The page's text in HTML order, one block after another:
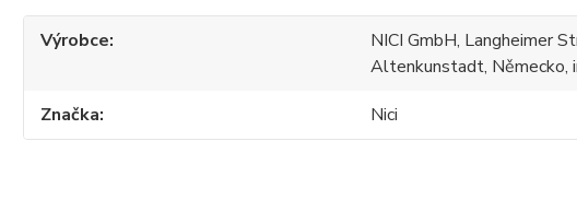
Výrobce
NICI GmbH, Langheimer
Altenkunstadt, Německo,
Značka
Nici